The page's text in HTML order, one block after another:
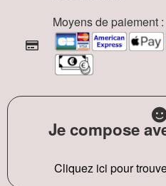
Moyens de paiement :
Je compose
Cliquez ici pour